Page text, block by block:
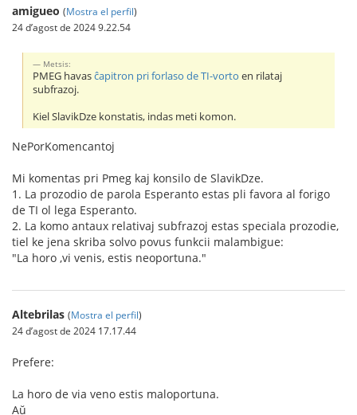
amigueo (Mostra el perfil)
24 d’agost de 2024 9.22.54
Metsis:
PMEG havasĉapitron pri forlaso de TI-vorto en rilataj
subfrazoj.
Kiel SlavikDze konstatis, indas meti komon.
NePorKomencantoj
Mi komentas pri Pmeg kaj konsilo de SlavikDze.
1. La prozodio de parola Esperanto estas pli favora al forigo
de TI ol lega Esperanto.
2. La komo antaux relativaj subfrazoj estas speciala prozodie,
tiel ke jena skriba solvo povus funkcii malambigue:
"La horo ,vi venis, estis neoportuna."
Altebrilas (Mostra el perfil)
24 d’agost de 2024 17.17.44
Prefere:
La horo de via veno estis maloportuna.
Aŭ